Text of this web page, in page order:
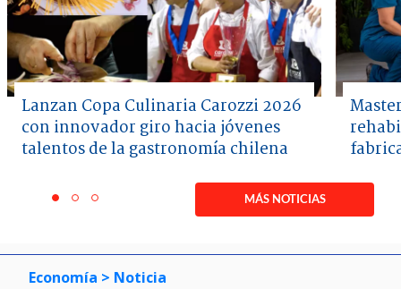
Lanzan Copa Culinaria Carozzi 2026
con innovador giro hacia jóvenes
talentos de la gastronomía chilena
itemitemitem
MÁS NOTICIAS
Economía > Noticia